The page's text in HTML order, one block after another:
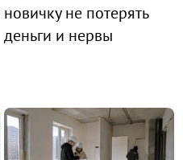
новичку не потерять
деньги и нервы